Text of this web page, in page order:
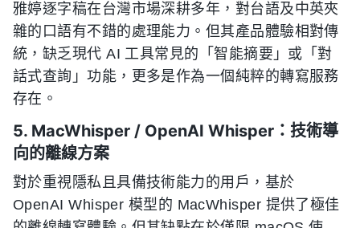
雅婷逐字稿在台灣市場深耕多年，對台語及中英夾
雜的口語有不錯的處理能力。但其產品體驗相對傳
統，缺乏現代 AI 工具常見的「智能摘要」或「對
話式查詢」功能，更多是作為一個純粹的轉寫服務
存在。
5. MacWhisper / OpenAI Whisper：技術導
向的離線方案
對於重視隱私且具備技術能力的用戶，基於
OpenAI Whisper 模型的 MacWhisper 提供了極佳